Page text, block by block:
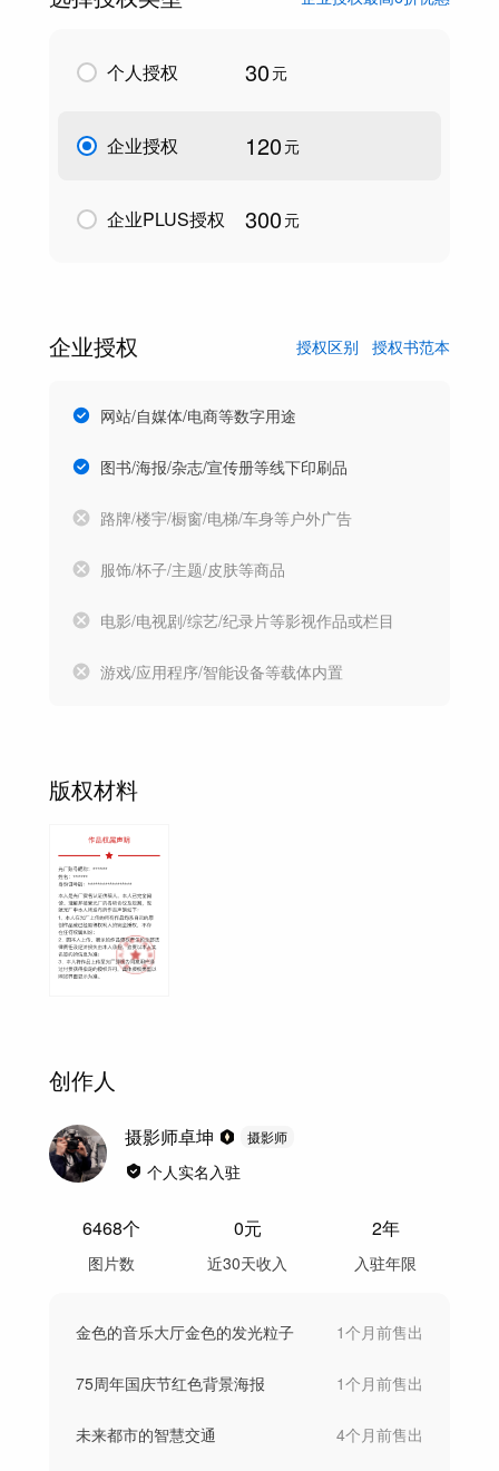
个人授权 30元
企业授权 120 元
企业PLUS授权 300元
企业授权 授权区别 授权书范本
网站/自媒体/电商等数字用途
图书/海报/杂志/宣传册等线下印刷品
路牌/楼宇/橱窗/电梯/车身等户外广告
服饰/杯子/主题/皮肤等商品
电影/电视剧/综艺/纪录片等影视作品或栏目
游戏/应用程序/智能设备等载体内置
版权材料
创作人
摄影师卓坤 摄影师
个人实名入驻
6468个
图片数
0元
近30天收入
2年
入驻年限
金色的音乐大厅金色的发光粒子 1个月前售出
75周年国庆节红色背景海报 1个月前售出
未来都市的智慧交通 4个月前售出